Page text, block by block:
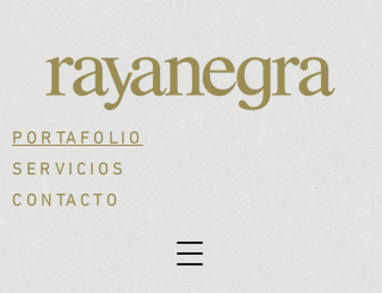
PORTAFOLIO
SERVICIOS
CONTACTO